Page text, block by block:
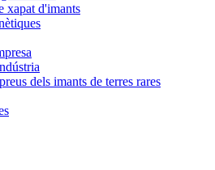
xapat d'imants
dels imants de terres rares